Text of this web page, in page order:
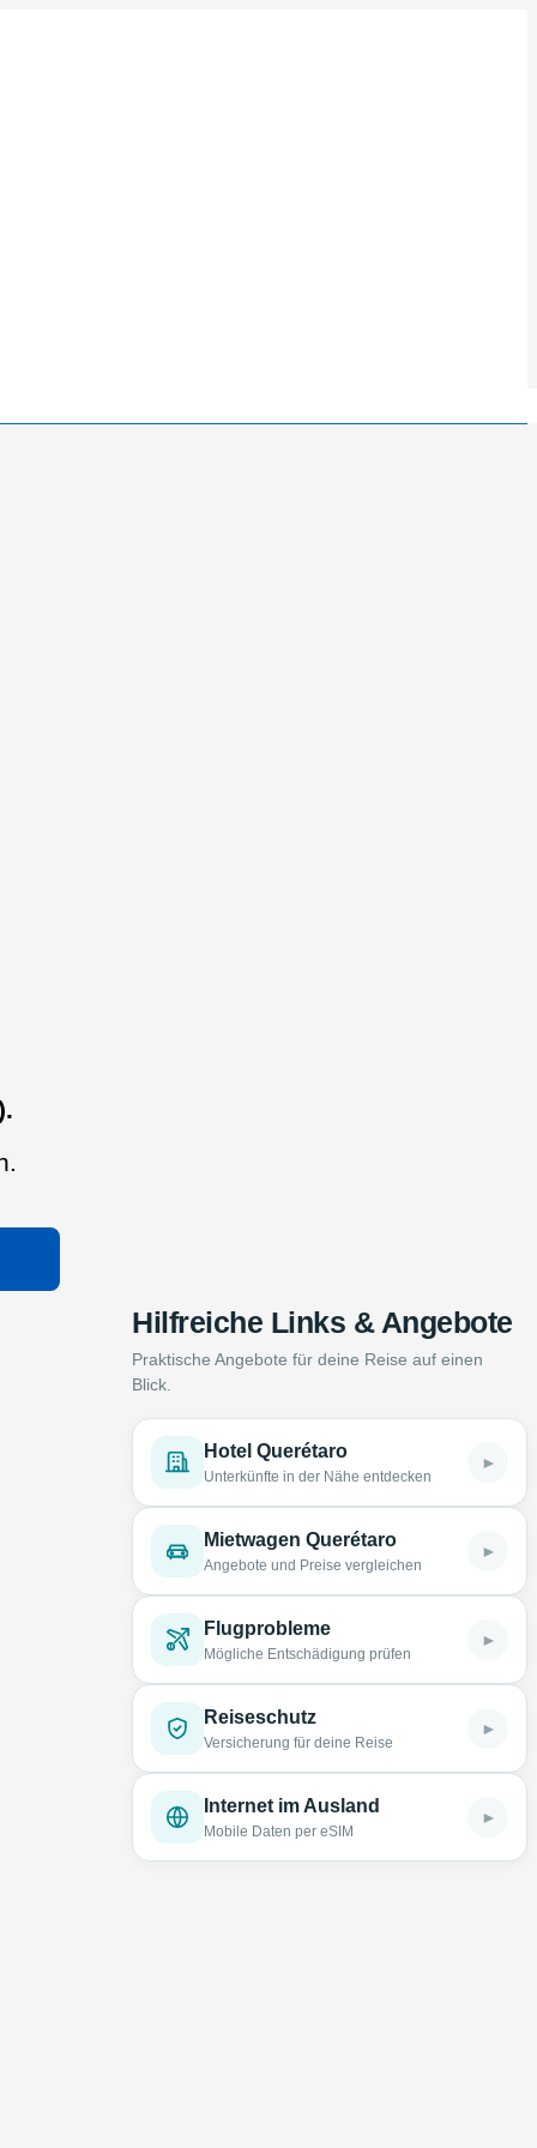
Hilfreiche Links & Angebote
Praktische Angebote für deine Reise auf einen
Blick.
Hotel Querétaro
Unterkünfte in der Nähe entdecken
►
Mietwagen Querétaro
Angebote und Preise vergleichen
►
Flugprobleme
Mögliche Entschädigung prüfen
►
Reiseschutz
Versicherung für deine Reise
►
Internet im Ausland
Mobile Daten per eSIM
►